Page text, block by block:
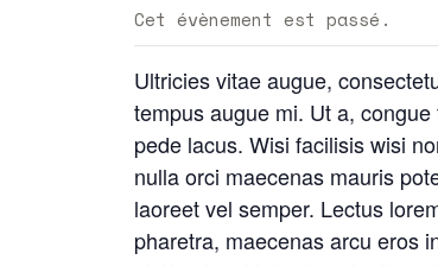
Cet évènement est passé.
Ultricies vitae augue,
tempus augue mi. Ut a,
pede lacus. Wisi facilisis wisi
nulla orci maecenas mauris
laoreet vel semper. Lectus
pharetra, maecenas arcu eros